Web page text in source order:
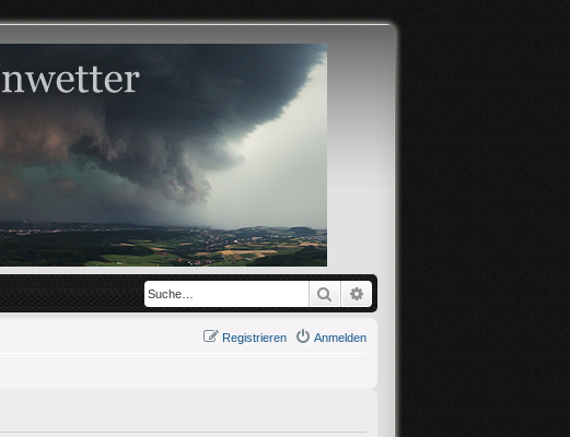
Suche
Anmelden
Registrieren